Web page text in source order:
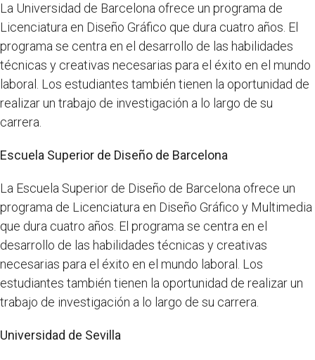
La Universidad de Barcelona ofrece un programa de
Licenciatura en Diseño Gráfico que dura cuatro años. El
programa se centra en el desarrollo de las habilidades
técnicas y creativas necesarias para el éxito en el mundo
laboral. Los estudiantes también tienen la oportunidad de
realizar un trabajo de investigación a lo largo de su
carrera.
Escuela Superior de Diseño de Barcelona
La Escuela Superior de Diseño de Barcelona ofrece un
programa de Licenciatura en Diseño Gráfico y Multimedia
que dura cuatro años. El programa se centra en el
desarrollo de las habilidades técnicas y creativas
necesarias para el éxito en el mundo laboral. Los
estudiantes también tienen la oportunidad de realizar un
trabajo de investigación a lo largo de su carrera.
Universidad de Sevilla